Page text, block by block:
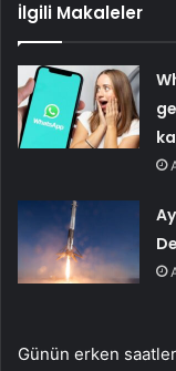
İlgili Makaleler
Günün erken